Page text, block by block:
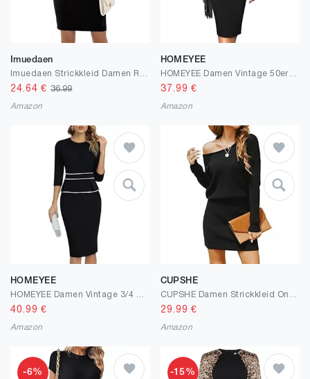
Imuedaen
24.64 €36.99
Amazon
HOMEYEE
HOMEYEE Damen Vintage 50er Ärmellos Bodycon Cocktail Party Midi Bleistiftkleid B669
37.99 €
Amazon
HOMEYEE
40.99 €
Amazon
CUPSHE
29.99 €
Amazon
-6% -15%